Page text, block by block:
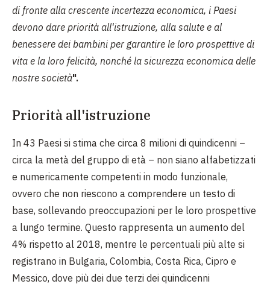
di fronte alla crescente incertezza economica, i Paesi
devono dare priorità all'istruzione, alla salute e al
benessere dei bambini per garantire le loro prospettive di
vita e la loro felicità, nonché la sicurezza economica delle
nostre società".
Priorità all'istruzione
In 43 Paesi si stima che circa 8 milioni di quindicenni –
circa la metà del gruppo di età – non siano alfabetizzati
e numericamente competenti in modo funzionale,
ovvero che non riescono a comprendere un testo di
base, sollevando preoccupazioni per le loro prospettive
a lungo termine. Questo rappresenta un aumento del
4% rispetto al 2018, mentre le percentuali più alte si
registrano in Bulgaria, Colombia, Costa Rica, Cipro e
Messico, dove più dei due terzi dei quindicenni